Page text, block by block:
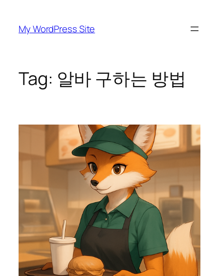
content
My WordPress Site
Tag: 알바 구하는 방법